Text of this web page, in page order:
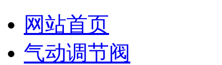
网站首页
气动调节阀